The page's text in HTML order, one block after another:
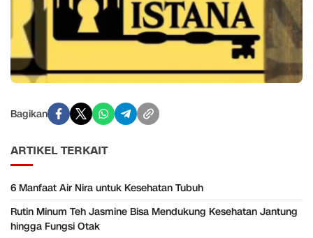
Bagikan
ARTIKEL TERKAIT
6 Manfaat Air Nira untuk Kesehatan Tubuh
Rutin Minum Teh Jasmine Bisa Mendukung Kesehatan Jantung
hingga Fungsi Otak